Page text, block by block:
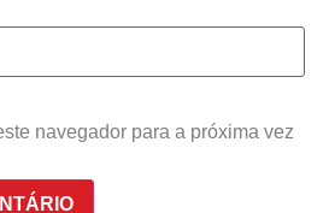
navegador para a próxima vez